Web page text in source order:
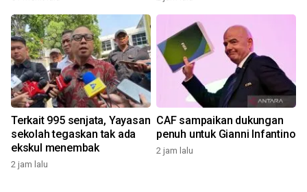
Terkait 995 senjata, Yayasan
sekolah tegaskan tak ada
ekskul menembak
2 jam lalu
CAF sampaikan dukungan
penuh untuk Gianni Infantino
2 jam lalu